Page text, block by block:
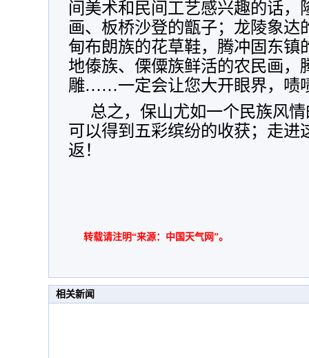
间美术和民间工艺感兴趣的话，
画、板桥沙登的甑子；龙陵象达
甸布朗族的花草鞋，腾冲固东镇
地傣族、傈僳族鲜活的农民画，
雕……一定会让您大开眼界，啧
总之，保山尤如一个民族风
可以得到五彩缤纷的收获；走进
返！
转载请注明“来源：中国天气网”。
相关新闻